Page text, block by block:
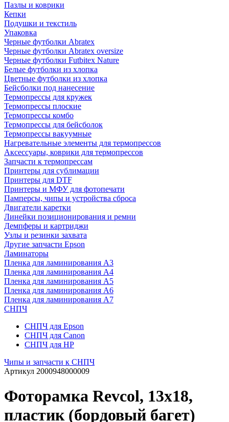
Пазлы и коврики
Кепки
Подушки и текстиль
Упаковка
Черные футболки Abratex
Черные футболки Abratex oversize
Черные футболки Futbitex Nature
Белые футболки из хлопка
Цветные футболки из хлопка
Бейсболки под нанесение
Термопрессы для кружек
Термопрессы плоские
Термопрессы комбо
Термопрессы для бейсболок
Термопрессы вакуумные
Нагревательные элементы для термопрессов
Аксессуары, коврики для термопрессов
Запчасти к термопрессам
Принтеры для сублимации
Принтеры для DTF
Принтеры и МФУ для фотопечати
Памперсы, чипы и устройства сброса
Двигатели каретки
Линейки позиционирования и ремни
Демпферы и картриджи
Узлы и резинки захвата
Другие запчасти Epson
Ламинаторы
Пленка для ламинирования А3
Пленка для ламинирования А4
Пленка для ламинирования А5
Пленка для ламинирования А6
Пленка для ламинирования А7
СНПЧ
СНПЧ для Epson
СНПЧ для Canon
СНПЧ для HP
Чипы и запчасти к СНПЧ
Артикул 2000948000009
Фоторамка Revcol, 13х18,
пластик (бордовый багет)